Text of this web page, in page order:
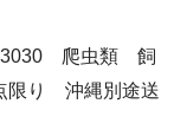
爬虫類 飼
り 沖縄別途送